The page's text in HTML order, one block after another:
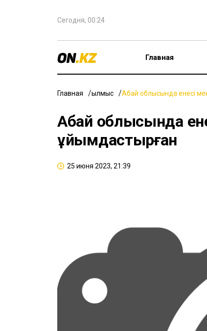
Сегодня, 00:24
Главная
Главная Қылмыс Абай облысында енесі
Абай облысында
ұйымдастырған
25 июня 2023, 21:39